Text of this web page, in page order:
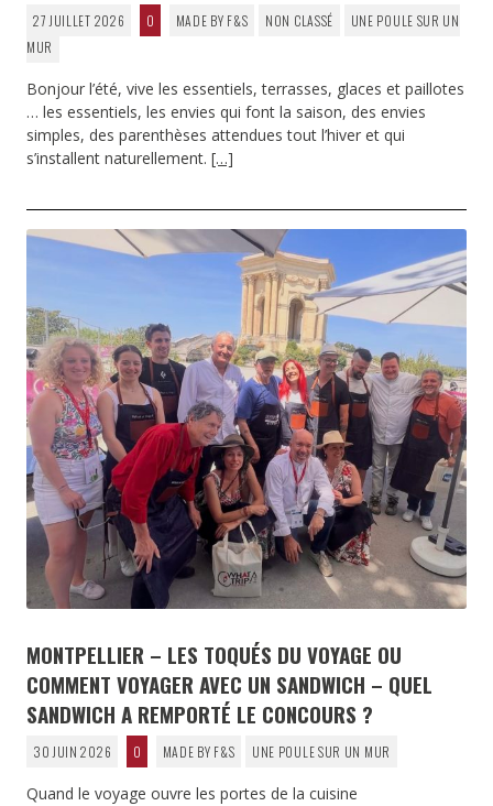
27 JUILLET 2026 0 MADE BY F&S NON CLASSÉ
UNE POULE SUR UN
MUR
Bonjour l’été, vive les essentiels, terrasses, glaces et paillotes
… les essentiels, les envies qui font la saison, des envies
simples, des parenthèses attendues tout l’hiver et qui
s’installent naturellement. […]
MONTPELLIER – LES TOQUÉS DU VOYAGE OU
COMMENT VOYAGER AVEC UN SANDWICH – QUEL
SANDWICH A REMPORTÉ LE CONCOURS ?
30 JUIN 2026 0 MADE BY F&S UNE POULE SUR UN MUR
Quand le voyage ouvre les portes de la cuisine